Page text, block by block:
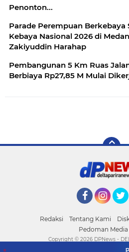
Penonton...
Parade Perempuan Berkebaya
Kebaya Nasional 2026 di
Zakiyuddin Harahap
Pembangunan 5 Km Ruas
Berbiaya Rp27,85 M Mulai
Redaksi Tentang Kami
Pedoman Media
Copyright © 2026 DPNews -